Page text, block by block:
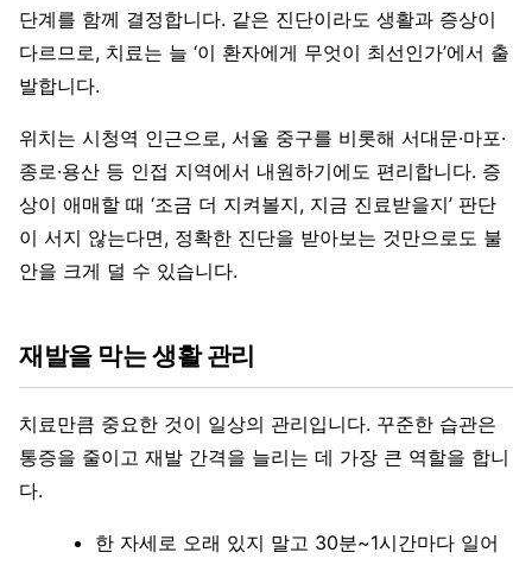
단계를 함께 결정합니다. 같은 진단이라도 생활과 증상이
다르므로, 치료는 늘 ‘이 환자에게 무엇이 최선인가’에서 출
발합니다.
위치는 시청역 인근으로, 서울 중구를 비롯해 서대문·마포·
종로·용산 등 인접 지역에서 내원하기에도 편리합니다. 증
상이 애매할 때 ‘조금 더 지켜볼지, 지금 진료받을지’ 판단
이 서지 않는다면, 정확한 진단을 받아보는 것만으로도 불
안을 크게 덜 수 있습니다.
재발을 막는 생활 관리
치료만큼 중요한 것이 일상의 관리입니다. 꾸준한 습관은
통증을 줄이고 재발 간격을 늘리는 데 가장 큰 역할을 합니
다.
한 자세로 오래 있지 말고 30분~1시간마다 일어